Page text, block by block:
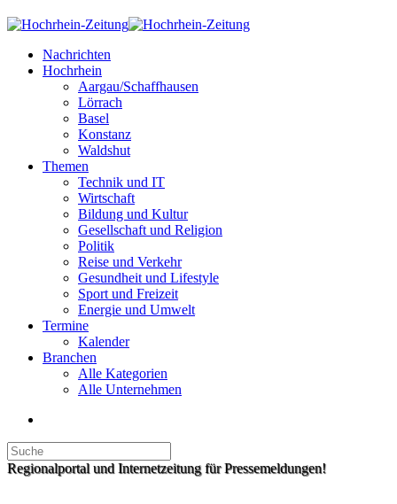
Nachrichten
Hochrhein
Aargau/Schaffhausen
Lörrach
Basel
Konstanz
Waldshut
Themen
Technik und IT
Wirtschaft
Bildung und Kultur
Gesellschaft und Religion
Politik
Reise und Verkehr
Gesundheit und Lifestyle
Sport und Freizeit
Energie und Umwelt
Termine
Kalender
Branchen
Alle Kategorien
Alle Unternehmen
Regionalportal und Internetzeitung für Pressemeldungen!